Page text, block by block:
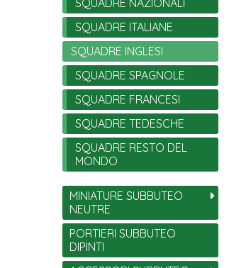
SQUADRE ITALIANE
SQUADRE INGLESI
SQUADRE SPAGNOLE
SQUADRE FRANCESI
SQUADRE TEDESCHE
SQUADRE RESTO DEL
MONDO
MINIATURE SUBBUTEO
NEUTRE
PORTIERI SUBBUTEO
DIPINTI